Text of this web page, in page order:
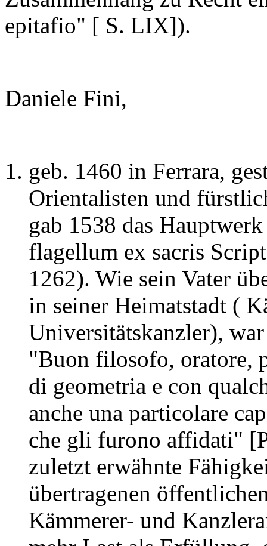
epitafio" [ S. LIX]).
Daniele Fini,
geb. 1460 in Ferrara,
Orientalisten und
gab 1538 das
flagellum ex sacris
1262). Wie sein Vater
in seiner Heimatstadt (
Universitätskanzler),
"Buon filosofo, oratore,
di geometria e con
anche una particolare
che gli furono affidati"
zuletzt erwähnte
übertragenen
Kämmerer- und